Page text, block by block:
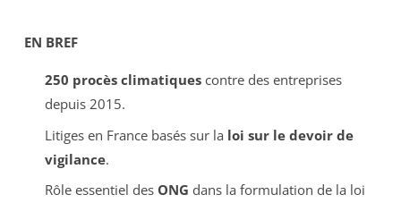
EN BREF
250 procès climatiquescontre des entreprises
depuis 2015.
Litiges en France basés sur la loi sur le devoir de
vigilance.
Rôle essentiel des ONG dans la formulation de la loi